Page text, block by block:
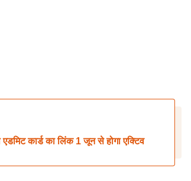
कार्ड का लिंक 1 जून से होगा एक्टिव